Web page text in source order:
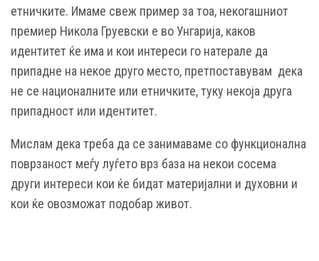
етничките. Имаме свеж пример за тоа, некогашниот
премиер Никола Груевски е во Унгарија, каков
идентитет ќе има и кои интереси го натерале да
припадне на некое друго место, претпоставувам дека
не се националните или етничките, туку некоја друга
припадност или идентитет.
Мислам дека треба да се занимаваме со функционална
поврзаност меѓу луѓето врз база на некои сосема
други интереси кои ќе бидат материјални и духовни и
кои ќе овозможат подобар живот.